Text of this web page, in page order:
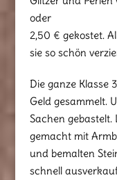
oder
2,50 € gekostet.
sie so schön
Die ganze Klasse
Geld gesammelt.
Sachen
gemacht mit
und bemalten
schnell